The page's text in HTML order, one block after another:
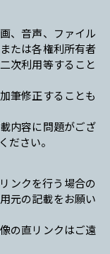
、音声、ファイル
たは各権利所有者
次利用等すること
筆修正することも
内容に問題がござ
ださい。
ンクを行う場合の
元の記載をお願い
の直リンクはご遠